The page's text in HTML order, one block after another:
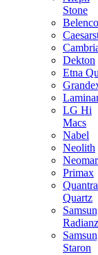
Stone
Belenco
Dekton
Etna
LG Hi
Macs
Nabel
Neolith
Primax
Quantra
Quartz
Radianz
Staron